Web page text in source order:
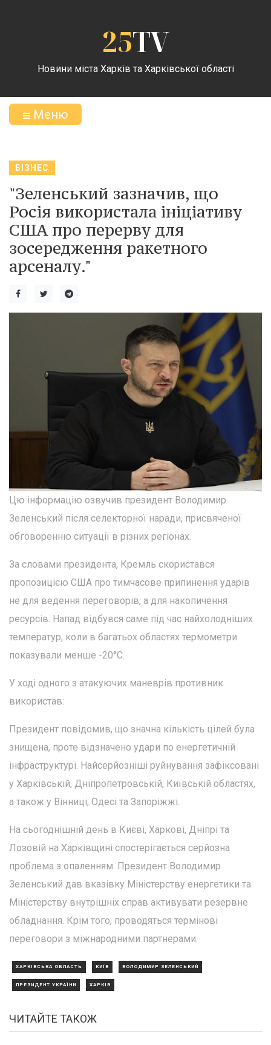
25TV
Новини міста Харків та Харківської області
Меню
БІЗНЕС
"Зеленський зазначив, що
Росія використала ініціативу
США про перерву для
зосередження ракетного
арсеналу."
Цю інформацію озвучив президент Володимир
Зеленський після селекторної наради, присвяченої
обговоренню ситуації в різних регіонах.
За словами президента, Кремль скористався
пропозицією США про тимчасове припинення ударів
не для ведення переговорів, а для накопичення
ресурсів. Напад відбувся саме під час найхолодніших
температур, коли в багатьох областях термометри
показували менше -20°C.
У ході одного з атакуючих маневрів противник
використав:
Президент повідомив, що значна кількість цілей була
знищена, проте відзначено удари по енергетичній
інфраструктурі. Найсерйозніші руйнування зафіксовані
у Харківській, Дніпропетровській, Київській областях,
а також у Вінниці, Одесі та Запоріжжі.
На сьогоднішній день в Києві, Харкові, Дніпрі та
Лозовій на Харківщині спостерігається серйозна
проблема з опаленням. Президент Володимир
Зеленський дав вказівку Міністерству енергетики та
Міністерству внутрішніх справ активувати резервне
обладнання. Крім того, проводяться термінові
переговори з міжнародними партнерами.
ХАРКІВСЬКА ОБЛАСТЬ КИЇВ ВОЛОДИМИР ЗЕЛЕНСЬКИЙ
ПРЕЗИДЕНТ УКРАЇНИ ХАРКІВ
ЧИТАЙТЕ ТАКОЖ